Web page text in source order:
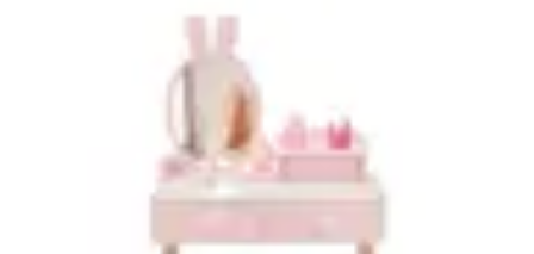
Aménagement intérieur